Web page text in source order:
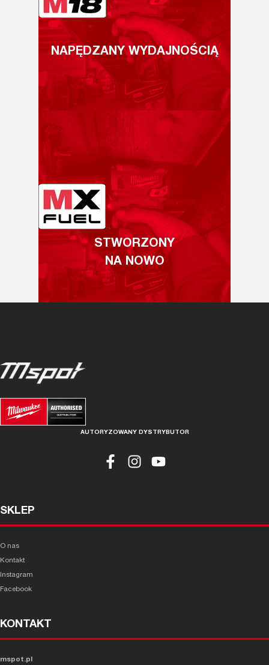
NAPĘDZANY WYDAJNOŚCIĄ
STWORZONY
NA NOWO
AUTORYZOWANY DYSTRYBUTOR
SKLEP
O nas
Kontakt
Instagram
Facebook
KONTAKT
mspot.pl